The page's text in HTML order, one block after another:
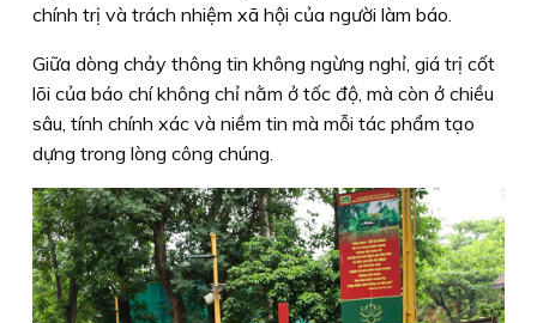
chính trị và trách nhiệm xã hội của người làm báo.
Giữa dòng chảy thông tin không ngừng nghỉ, giá trị cốt
lõi của báo chí không chỉ nằm ở tốc độ, mà còn ở chiều
sâu, tính chính xác và niềm tin mà mỗi tác phẩm tạo
dựng trong lòng công chúng.